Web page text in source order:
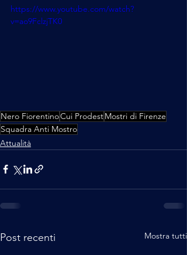
https://www.youtube.com/watch?
v=ao9FclzjTK0
Nero FiorentinoCui ProdestMostri di Firenze
Squadra Anti Mostro
Attualità
Post recenti Mostra tutti